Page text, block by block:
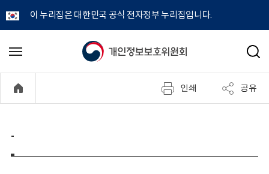
이 누리집은 대한민국 공식 전자정부 누리집입니다.
개
정
보
메
기
검
인쇄 공유
-